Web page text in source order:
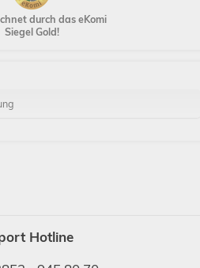
durch das eKomi
Siegel Gold!
Hotline